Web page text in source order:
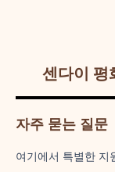
센다이 평
자주 묻는 질문
여기에서 특별한 지